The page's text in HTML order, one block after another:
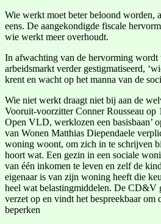
Wie werkt moet beter beloond worden,
eens. De aangekondigde fiscale
wie werkt meer overhoudt.
In afwachting van de hervorming wordt
arbeidsmarkt verder gestigmatiseerd,
krent en wacht op het manna van de
Wie niet werkt draagt niet bij aan de
Vooruit-voorzitter Conner Rousseau
Open VLD, werklozen een basisbaan’
van Wonen Matthias Diependaele
woning woont, om zich in te schrijven
hoort wat. Een gezin in een sociale
van één inkomen te leven en zelf de
eigenaar is van zijn woning heeft die
heel wat belastingmiddelen. De CD&V
verzet op en vindt het bespreekbaar
beperken